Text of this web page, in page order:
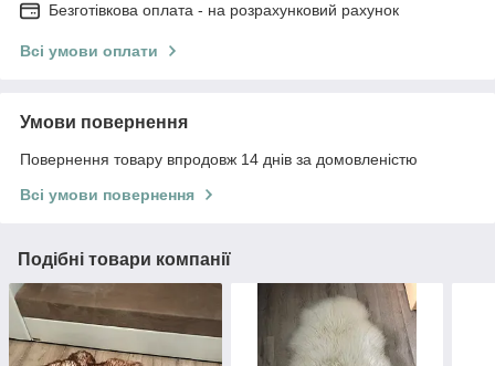
Безготівкова оплата - на розрахунковий рахунок
Всі умови оплати
Умови повернення
Повернення товару впродовж 14 днів за домовленістю
Всі умови повернення
Подібні товари компанії